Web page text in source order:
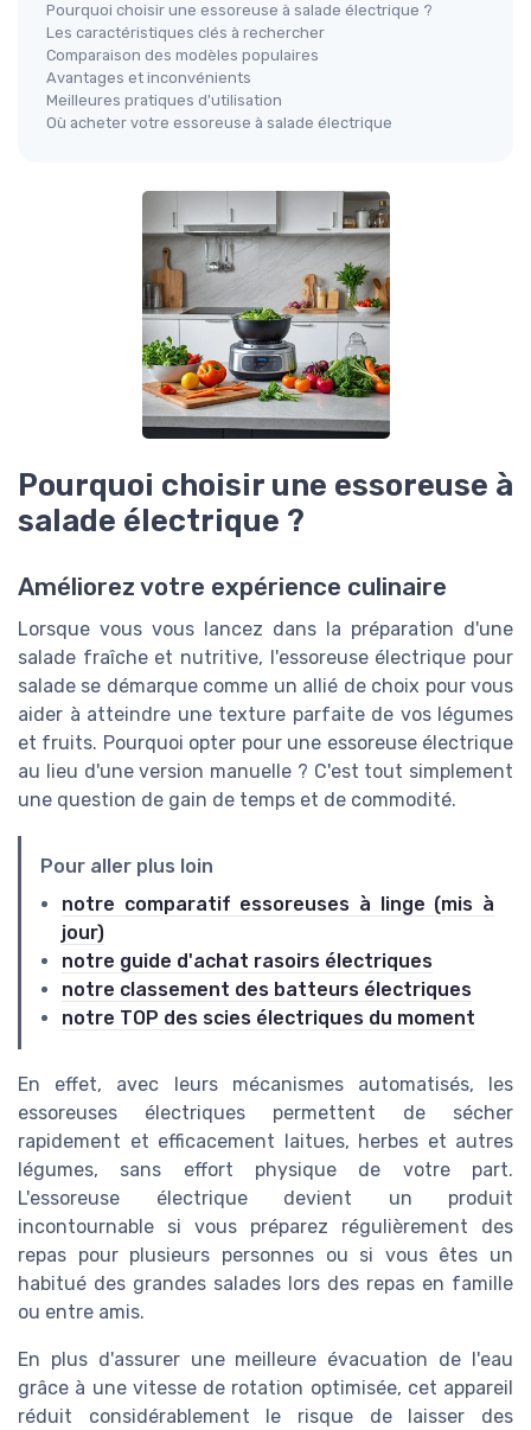
Pourquoi choisir une essoreuse à salade électrique ?
Les caractéristiques clés à rechercher
Comparaison des modèles populaires
Avantages et inconvénients
Meilleures pratiques d'utilisation
Où acheter votre essoreuse à salade électrique
Pourquoi choisir une essoreuse à
salade électrique ?
Améliorez votre expérience culinaire
Lorsque vous vous lancez dans la préparation d'une
salade fraîche et nutritive, l'essoreuse électrique pour
salade se démarque comme un allié de choix pour vous
aider à atteindre une texture parfaite de vos légumes
et fruits. Pourquoi opter pour une essoreuse électrique
au lieu d'une version manuelle ? C'est tout simplement
une question de gain de temps et de commodité.
Pour aller plus loin
notre comparatif essoreuses à linge (mis à
jour)
notre guide d'achat rasoirs électriques
notre classement des batteurs électriques
notre TOP des scies électriques du moment
En effet, avec leurs mécanismes automatisés, les
essoreuses électriques permettent de sécher
rapidement et efficacement laitues, herbes et autres
légumes, sans effort physique de votre part.
L'essoreuse électrique devient un produit
incontournable si vous préparez régulièrement des
repas pour plusieurs personnes ou si vous êtes un
habitué des grandes salades lors des repas en famille
ou entre amis.
En plus d'assurer une meilleure évacuation de l'eau
grâce à une vitesse de rotation optimisée, cet appareil
réduit considérablement le risque de laisser des